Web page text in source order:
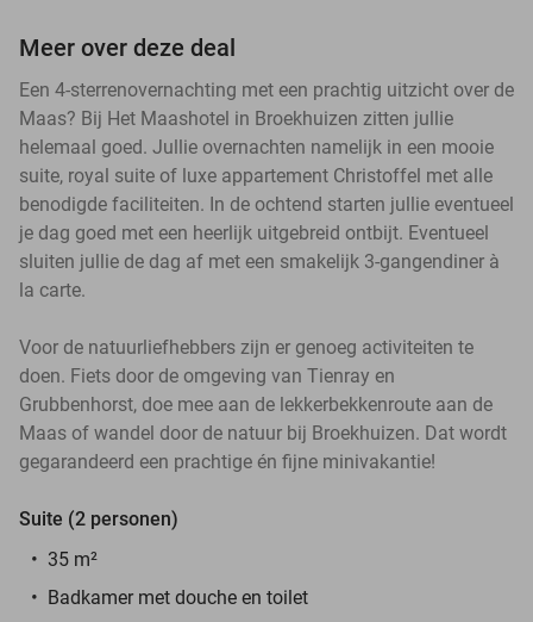
Meer over deze deal
Een 4-sterrenovernachting met een prachtig uitzicht over de
Maas? Bij Het Maashotel in Broekhuizen zitten jullie
helemaal goed. Jullie overnachten namelijk in een mooie
suite, royal suite of luxe appartement Christoffel met alle
benodigde faciliteiten. In de ochtend starten jullie eventueel
je dag goed met een heerlijk uitgebreid ontbijt. Eventueel
sluiten jullie de dag af met een smakelijk 3-gangendiner à
la carte.
Voor de natuurliefhebbers zijn er genoeg activiteiten te
doen. Fiets door de omgeving van Tienray en
Grubbenhorst, doe mee aan de lekkerbekkenroute aan de
Maas of wandel door de natuur bij Broekhuizen. Dat wordt
gegarandeerd een prachtige én fijne minivakantie!
Suite (2 personen)
35 m²
Badkamer met douche en toilet